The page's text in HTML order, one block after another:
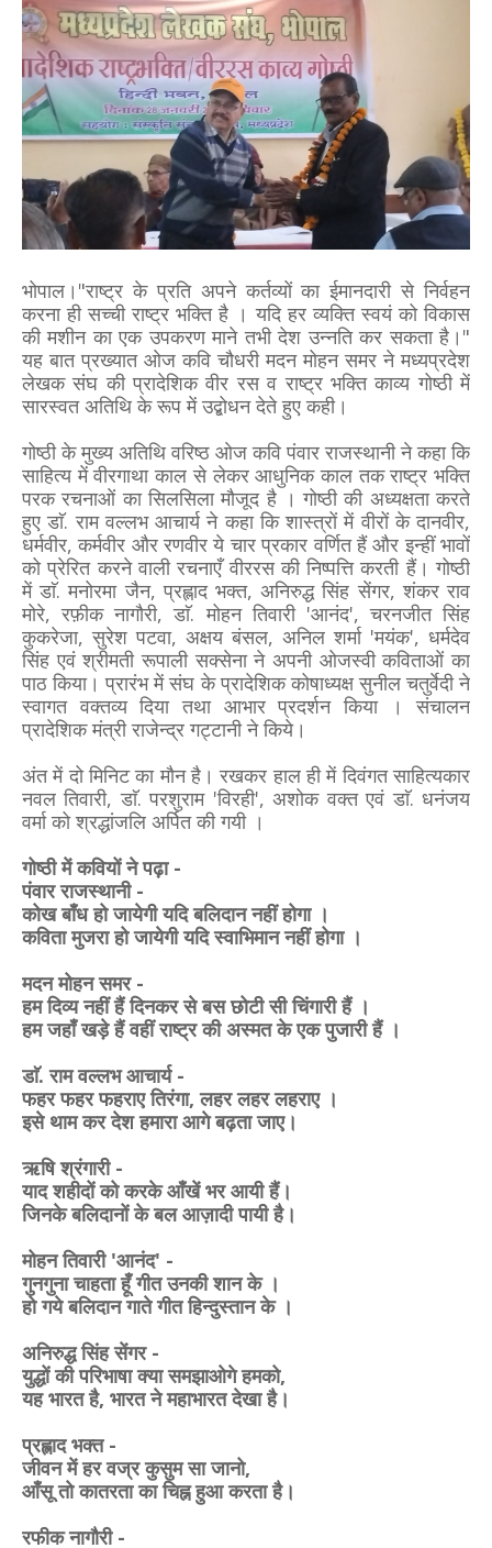
भोपाल।"राष्ट्र के प्रति अपने कर्तव्यों का ईमानदारी से निर्वहन
करना ही सच्ची राष्ट्र भक्ति है । यदि हर व्यक्ति स्वयं को विकास
की मशीन का एक उपकरण माने तभी देश उन्नति कर सकता है।"
यह बात प्रख्यात ओज कवि चौधरी मदन मोहन समर ने मध्यप्रदेश
लेखक संघ की प्रादेशिक वीर रस व राष्ट्र भक्ति काव्य गोष्ठी में
सारस्वत अतिथि के रूप में उद्बोधन देते हुए कही।
गोष्ठी के मुख्य अतिथि वरिष्ठ ओज कवि पंवार राजस्थानी ने कहा कि
साहित्य में वीरगाथा काल से लेकर आधुनिक काल तक राष्ट्र भक्ति
परक रचनाओं का सिलसिला मौजूद है । गोष्ठी की अध्यक्षता करते
हुए डाॅ. राम वल्लभ आचार्य ने कहा कि शास्त्रों में वीरों के दानवीर,
धर्मवीर, कर्मवीर और रणवीर ये चार प्रकार वर्णित हैं और इन्हीं भावों
को प्रेरित करने वाली रचनाएँ वीररस की निष्पत्ति करती हैं। गोष्ठी
में डाॅ. मनोरमा जैन, प्रह्लाद भक्त, अनिरुद्ध सिंह सेंगर, शंकर राव
मोरे, रफ़ीक नागौरी, डाॅ. मोहन तिवारी 'आनंद', चरनजीत सिंह
कुकरेजा, सुरेश पटवा, अक्षय बंसल, अनिल शर्मा 'मयंक', धर्मदेव
सिंह एवं श्रीमती रूपाली सक्सेना ने अपनी ओजस्वी कविताओं का
पाठ किया। प्रारंभ में संघ के प्रादेशिक कोषाध्यक्ष सुनील चतुर्वेदी ने
स्वागत वक्तव्य दिया तथा आभार प्रदर्शन किया । संचालन
प्रादेशिक मंत्री राजेन्द्र गट्टानी ने किये।
अंत में दो मिनिट का मौन है। रखकर हाल ही में दिवंगत साहित्यकार
नवल तिवारी, डाॅ. परशुराम 'विरही', अशोक वक्त एवं डाॅ. धनंजय
वर्मा को श्रद्धांजलि अर्पित की गयी ।
गोष्ठी में कवियों ने पढ़ा -
पंवार राजस्थानी -
कोख बाँध हो जायेगी यदि बलिदान नहीं होगा ।
कविता मुजरा हो जायेगी यदि स्वाभिमान नहीं होगा ।
मदन मोहन समर -
हम दिव्य नहीं हैं दिनकर से बस छोटी सी चिंगारी हैं ।
हम जहाँ खड़े हैं वहीं राष्ट्र की अस्मत के एक पुजारी हैं ।
डाॅ. राम वल्लभ आचार्य -
फहर फहर फहराए तिरंगा, लहर लहर लहराए ।
इसे थाम कर देश हमारा आगे बढ़ता जाए।
ऋषि श्रंगारी -
याद शहीदों को करके आँखें भर आयी हैं।
जिनके बलिदानों के बल आज़ादी पायी है।
मोहन तिवारी 'आनंद' -
गुनगुना चाहता हूँ गीत उनकी शान के ।
हो गये बलिदान गाते गीत हिन्दुस्तान के ।
अनिरुद्ध सिंह सेंगर -
युद्धों की परिभाषा क्या समझाओगे हमको,
यह भारत है, भारत ने महाभारत देखा है।
प्रह्लाद भक्त -
जीवन में हर वज्र कुसुम सा जानो,
आँसू तो कातरता का चिह्न हुआ करता है।
रफीक नागौरी -